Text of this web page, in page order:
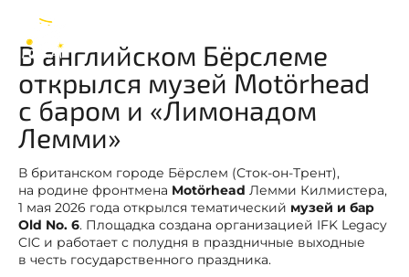
В английском Бёрслеме
открылся музей Motörhead
с баром и «Лимонадом
Лемми»
В британском городе Бёрслем (Сток-он-Трент),
на родине фронтмена Motörhead Лемми Килмистера,
1 мая 2026 года открылся тематический музей и бар
Old No. 6. Площадка создана организацией IFK Legacy
CIC и работает с полудня в праздничные выходные
в честь государственного праздника.